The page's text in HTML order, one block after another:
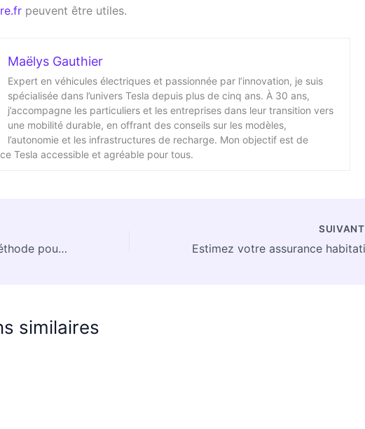
peuvent être utiles.
Maëlys Gauthier
Expert en véhicules électriques et passionnée par l’innovation, je suis
spécialisée dans l’univers Tesla depuis plus de cinq ans. À 30 ans,
j’accompagne les particuliers et les entreprises dans leur transition vers
une mobilité durable, en offrant des conseils sur les modèles,
l’autonomie et les infrastructures de recharge. Mon objectif est de
Tesla accessible et agréable pour tous.
Quelle est la bonne méthode pour déclarer le nombre de pièces lors de la souscription d’une assurance habitation ?
SUIVANT
similaires